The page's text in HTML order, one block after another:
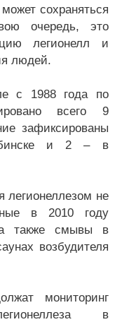
сохраняться
очередь, это
легионелл и
людей.
с 1988 года по
всего 9
зафиксированы
и 2 – в
легионеллезом не
в 2010 году
также смывы в
возбудителя
мониторинг
в